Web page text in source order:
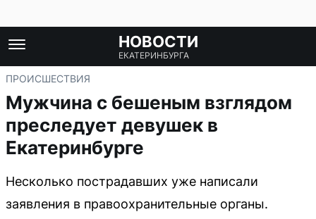
НОВОСТИ
ЕКАТЕРИНБУРГА
ПРОИСШЕСТВИЯ
Мужчина с бешеным взглядом
преследует девушек в
Екатеринбурге
Несколько пострадавших уже написали
заявления в правоохранительные органы.